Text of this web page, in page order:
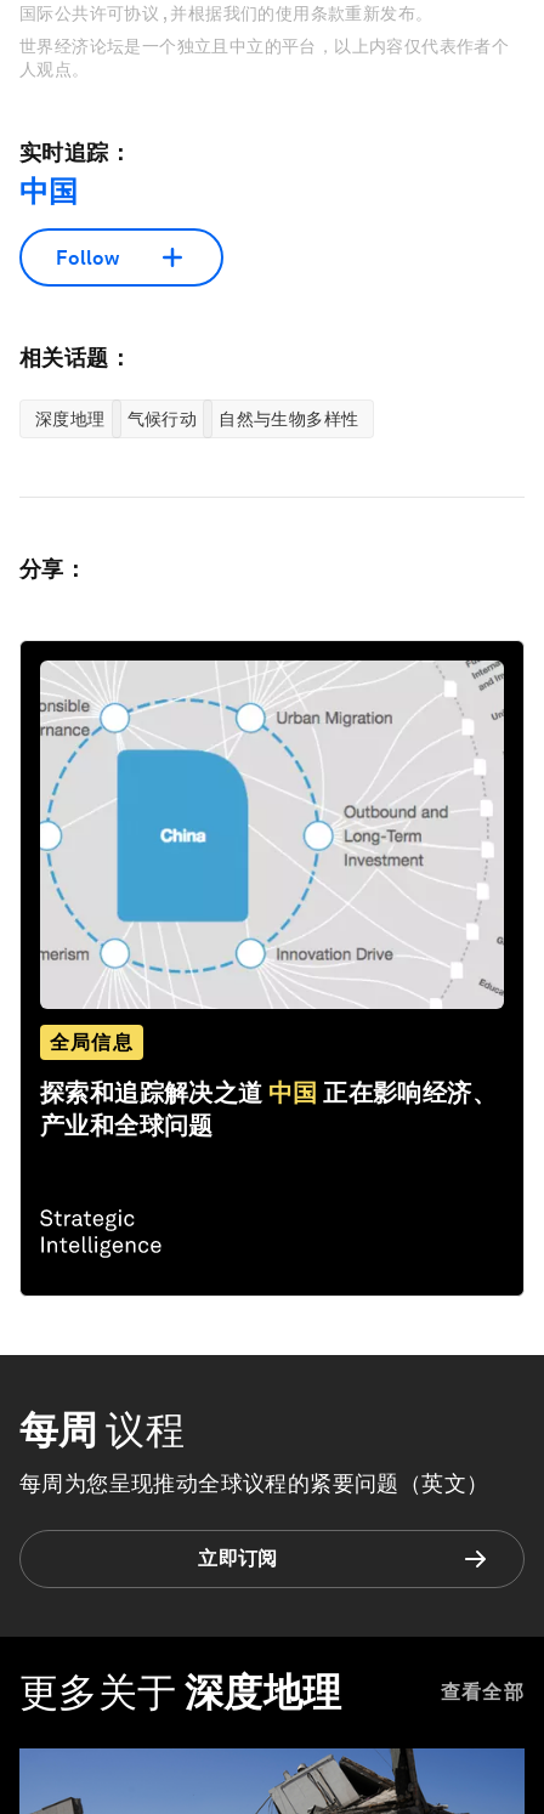
国际公共许可协议 , 并根据我们的使用条款重新发布。
世界经济论坛是一个独立且中立的平台，以上内容仅代表作者个
人观点。
实时追踪：
中国
Follow
相关话题：
深度地理 气候行动 自然与生物多样性
分享：
全局信息
探索和追踪解决之道 中国 正在影响经济、
产业和全球问题
每周 议程
每周为您呈现推动全球议程的紧要问题（英文）
立即订阅
更多关于 深度地理 查看全部